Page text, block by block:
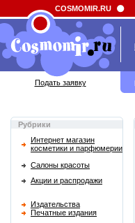
Field 'news_title' doesn't have a default
Рубрики
Интернет магазин
косметики и парфюмерии
Салоны красоты
Акции и распродажи
Издательства
Печатные издания
COSMOMIR.RU
Подать заявку